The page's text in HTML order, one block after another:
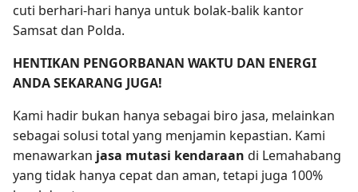
cuti berhari-hari hanya untuk bolak-balik kantor
Samsat dan Polda.
HENTIKAN PENGORBANAN WAKTU DAN ENERGI
ANDA SEKARANG JUGA!
Kami hadir bukan hanya sebagai biro jasa, melainkan
sebagai solusi total yang menjamin kepastian. Kami
menawarkan jasa mutasi kendaraan di Lemahabang
yang tidak hanya cepat dan aman, tetapi juga 100%